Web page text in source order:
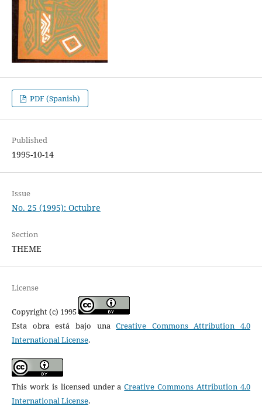
PDF (Spanish)
Published
1995-10-14
Issue
No. 25 (1995): Octubre
Section
THEME
License
Copyright (c) 1995
Esta obra está bajo unaCreative Commons Attribution 4.0
International License.
This work is licensed under aCreative Commons Attribution 4.0
International License.